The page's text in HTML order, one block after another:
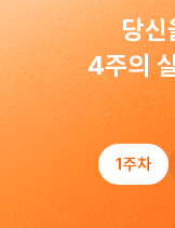
당신
4주의
1주차